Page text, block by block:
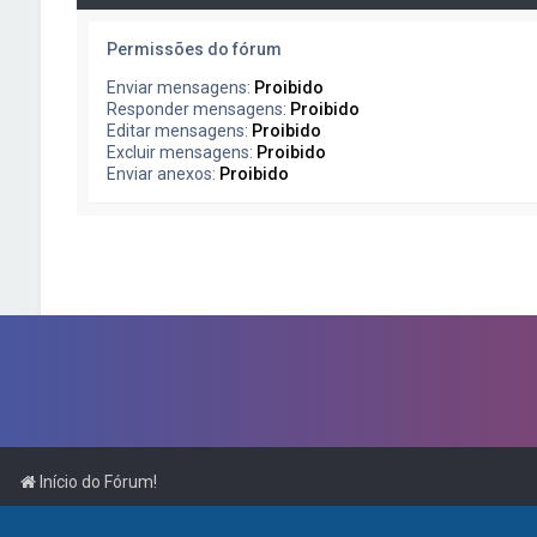
Permissões do fórum
Enviar mensagens: Proibido
Responder mensagens: Proibido
Editar mensagens: Proibido
Excluir mensagens: Proibido
Enviar anexos: Proibido
Início do Fórum!